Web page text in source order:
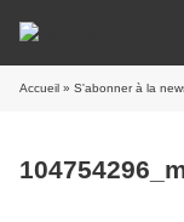
Accueil » S'abonner à la